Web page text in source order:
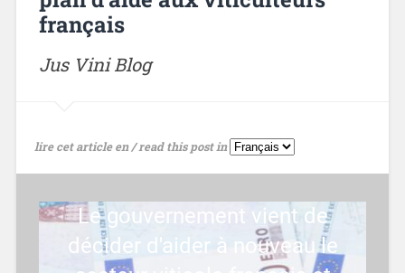
français
Jus Vini Blog
lire cet article en / read this post in
Le gouvernement vient de
décider d'aider à nouveau le